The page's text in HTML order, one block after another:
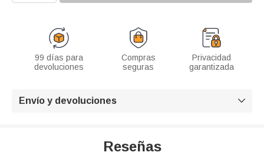
99 días para
devoluciones
Compras
seguras
Privacidad
garantizada
Envío y devoluciones 
Reseñas